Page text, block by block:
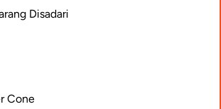
Disadari
Cone